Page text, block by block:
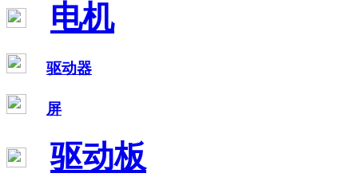
电机
驱动器
屏
驱动板